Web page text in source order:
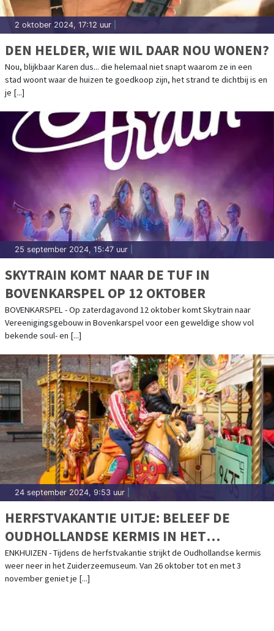
2 oktober 2024, 17:12 uur
DEN HELDER, WIE WIL DAAR NOU WONEN?
Nou, blijkbaar Karen dus... die helemaal niet snapt waarom ze in een
stad woont waar de huizen te goedkoop zijn, het strand te dichtbij is en
je [...]
25 september 2024, 15:47 uur
SKYTRAIN KOMT NAAR DE TUF IN
BOVENKARSPEL OP 12 OKTOBER
BOVENKARSPEL - Op zaterdagavond 12 oktober komt Skytrain naar
Vereenigingsgebouw in Bovenkarspel voor een geweldige show vol
bekende soul- en [...]
24 september 2024, 9:53 uur
HERFSTVAKANTIE UITJE: BELEEF DE
OUDHOLLANDSE KERMIS IN HET
ZUIDERZEEMUSEUM!
ENKHUIZEN - Tijdens de herfstvakantie strijkt de Oudhollandse kermis
weer neer in het Zuiderzeemuseum. Van 26 oktober tot en met 3
november geniet je [...]